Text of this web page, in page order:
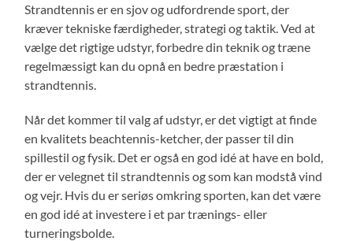
Strandtennis er en sjov og udfordrende sport, der
kræver tekniske færdigheder, strategi og taktik. Ved at
vælge det rigtige udstyr, forbedre din teknik og træne
regelmæssigt kan du opnå en bedre præstation i
strandtennis.
Når det kommer til valg af udstyr, er det vigtigt at finde
en kvalitets beachtennis-ketcher, der passer til din
spillestil og fysik. Det er også en god idé at have en bold,
der er velegnet til strandtennis og som kan modstå vind
og vejr. Hvis du er seriøs omkring sporten, kan det være
en god idé at investere i et par trænings- eller
turneringsbolde.